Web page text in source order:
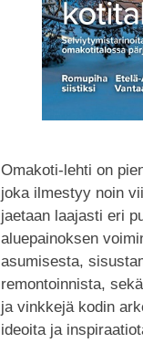
Omakoti-lehti on
joka ilmestyy noin
jaetaan laajasti eri
aluepainoksen
asumisesta,
remontoinnista,
ja vinkkejä kodin
ideoita ja